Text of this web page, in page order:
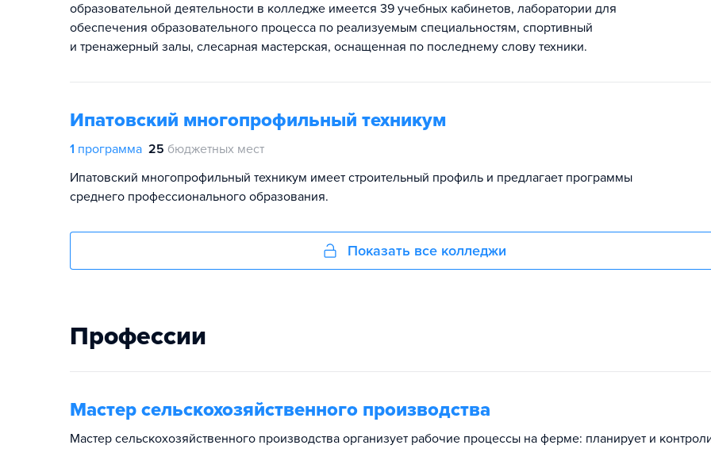
образовательной деятельности в колледже имеется 39 учебных кабинетов, лаборатории для
обеспечения образовательного процесса по реализуемым специальностям, спортивный
и тренажерный залы, слесарная мастерская, оснащенная по последнему слову техники.
Ипатовский многопрофильный техникум
1 программа 25 бюджетных мест
Ипатовский многопрофильный техникум имеет строительный профиль и предлагает программы
среднего профессионального образования.
Показать все колледжи
Профессии
Мастер сельскохозяйственного производства
Мастер сельскохозяйственного производства организует рабочие процессы на ферме: планирует и